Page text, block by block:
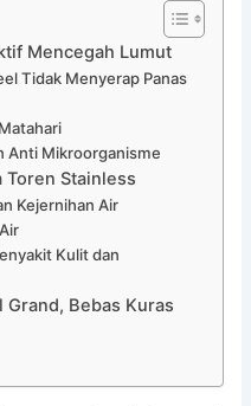
Mencegah Lumut
Tidak Menyerap Panas
Anti Mikroorganisme
Toren Stainless
Kejernihan Air
Kulit dan
Bebas Kuras